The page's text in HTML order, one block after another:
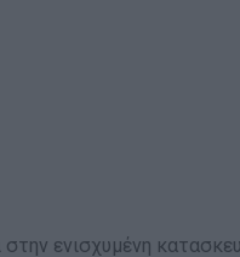
ενισχυμένη